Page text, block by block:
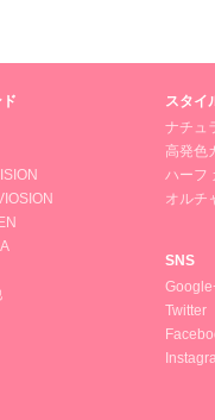
スタイ
ナチュ
高発色
ハーフ
オルチ
SNS
Twitter